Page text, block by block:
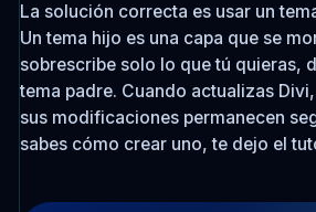
La solución correcta es usar un
Un tema hijo es una capa que se
sobrescribe solo lo que tú quieras,
tema padre. Cuando actualizas
sus modificaciones permanecen
sabes cómo crear uno, te dejo el